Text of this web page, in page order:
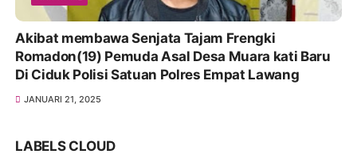
Akibat membawa Senjata Tajam Frengki
Romadon(19) Pemuda Asal Desa Muara kati Baru
Di Ciduk Polisi Satuan Polres Empat Lawang
JANUARI 21, 2025
LABELS CLOUD